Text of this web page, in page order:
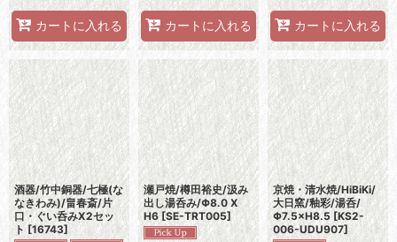
カートに入れる カートに入れる カートに入れる
酒器/竹中銅器/七極(な
なきわみ)/畠春斎/片
口・ぐい呑みX2セッ
ト [16743]
瀬戸焼/樽田裕史/汲み
出し湯呑み/Φ8.0 X
H6 [SE-TRT005]
京焼・清水焼/HiBiKi/
大日窯/釉彩/湯呑/
Φ7.5×H8.5 [KS2-
006-UDU907]